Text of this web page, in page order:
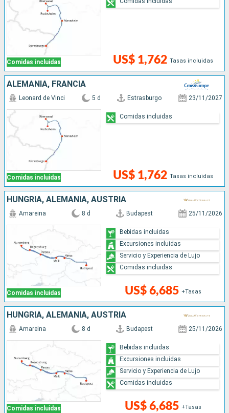
Comidas incluidas US$ 1,762 Tasas incluidas
ALEMANIA, FRANCIA
Comidas incluidas
Leonard de Vinci 5 d Estrasburgo 23/11/2027
US$ 1,762 Tasas incluidas
Comidas incluidas
HUNGRÍA, ALEMANIA, AUSTRIA
Comidas incluidas
Amareina 8 d Budapest 25/11/2026
US$ 6,685 +Tasas
Bebidas incluidas
Excursiones incluidas
Servicio y Experiencia de Lujo
Comidas incluidas
HUNGRÍA, ALEMANIA, AUSTRIA
Comidas incluidas
Amareina 8 d Budapest 25/11/2026
US$ 6,685 +Tasas
Bebidas incluidas
Excursiones incluidas
Servicio y Experiencia de Lujo
Comidas incluidas